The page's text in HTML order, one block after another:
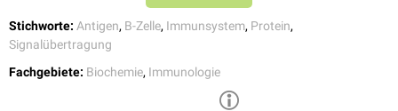
Stichworte: Antigen, B-Zelle, Immunsystem, Protein,
Signalübertragung
Fachgebiete: Biochemie, Immunologie